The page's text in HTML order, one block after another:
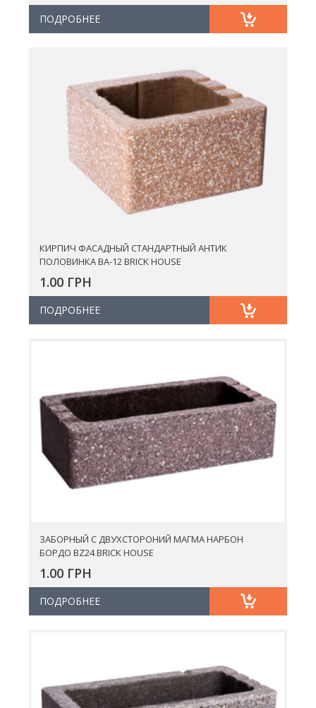
ПОДРОБНЕЕ
КИРПИЧ ФАСАДНЫЙ СТАНДАРТНЫЙ АНТИК
ПОЛОВИНКА BA-12 BRICK HOUSE
1.00 ГРН
ПОДРОБНЕЕ
ЗАБОРНЫЙ С ДВУХСТОРОНИЙ МАГМА НАРБОН
БОРДО BZ24 BRICK HOUSE
1.00 ГРН
ПОДРОБНЕЕ